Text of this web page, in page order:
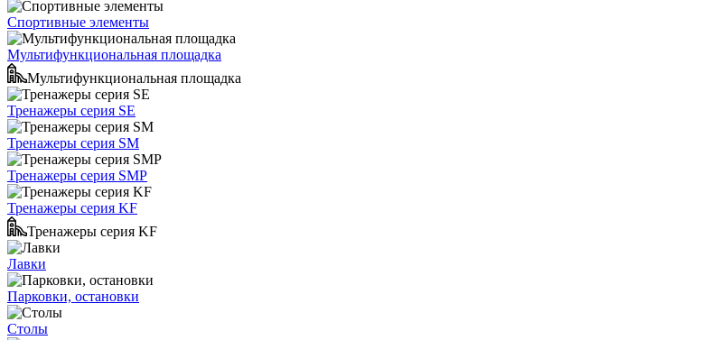
Спортивные элементы
Мультифункциональная площадка
Мультифункциональная площадка
Тренажеры серия SE
Тренажеры серия SM
Тренажеры серия SMP
Тренажеры серия KF
Тренажеры серия KF
Лавки
Парковки, остановки
Столы